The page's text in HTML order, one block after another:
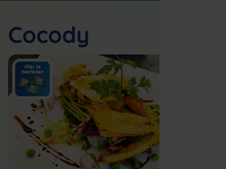
Cocody